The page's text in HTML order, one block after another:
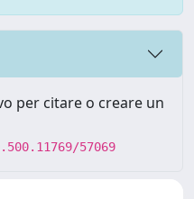
per citare o creare un
57069